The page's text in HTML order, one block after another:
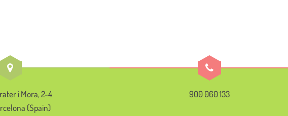
i Mora, 2-4
(Spain)
900 060 133